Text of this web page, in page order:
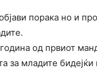
порака но и
од првиот
за младите